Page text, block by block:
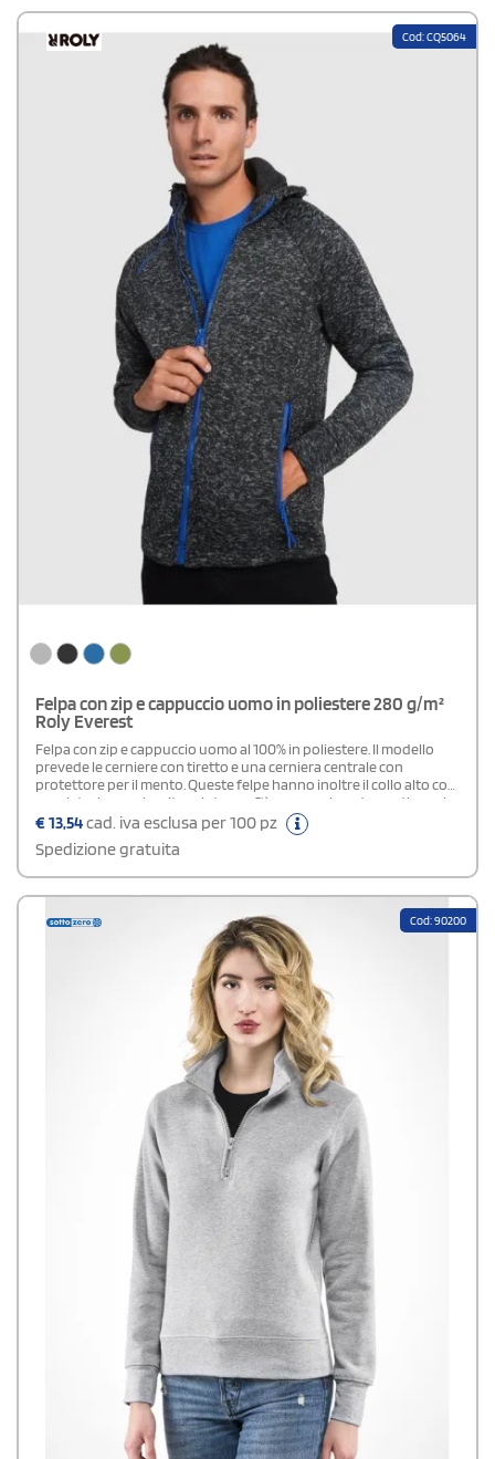
Cod: CQ5064
Felpa con zip e cappuccio uomo in poliestere 280 g/m²
Roly Everest
Felpa con zip e cappuccio uomo al 100% in poliestere. Il modello
prevede le cerniere con tiretto e una cerniera centrale con
protettore per il mento. Queste felpe hanno inoltre il collo alto con
regolatori e copricuciture interne. C'è una cerniera decorativa sul
collo per facilitare l´apertura e due tasche frontali sempre con
cerniera. La parte posteriore è più lunga rispetto alla parte
anteriore con regolatori. Etichetta rimovibile.
€13,54cad. iva esclusa per 100 pz
Spedizione gratuita
Cod: 90200